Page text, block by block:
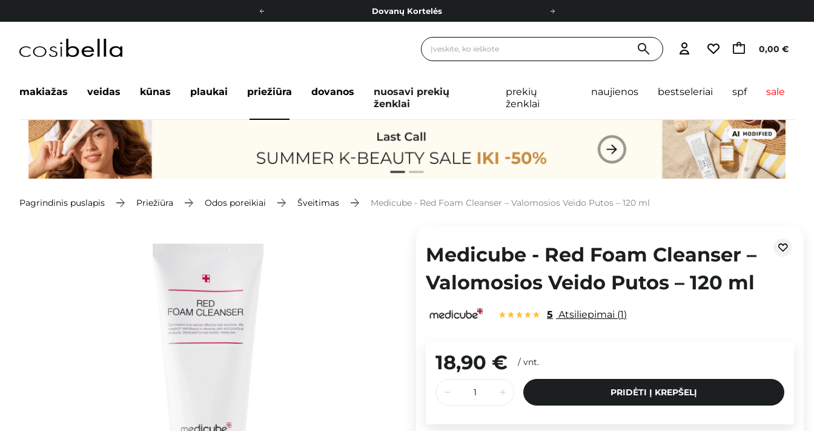
Dovanų Kortelės
Nemokamas pristatymas nuo 40,00 € 0,00 €
makiažas veidas kūnas plaukai priežiūra dovanos
nuosavi prekių
ženklai
prekių
ženklai
naujienos bestseleriai spf sale
Pagrindinis puslapis Priežiūra Odos poreikiai Šveitimas Medicube - Red Foam Cleanser – Valomosios Veido Putos – 120 ml
Medicube - Red Foam Cleanser –
Valomosios Veido Putos – 120 ml
5 Atsiliepimai 1
18,90 € / vnt.
PRIDĖTI Į KREPŠELĮ